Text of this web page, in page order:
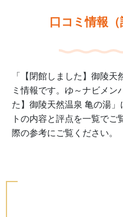
口コミ情報（
「【閉館しました】御陵
ミ情報です。ゆ～ナビメン
た】御陵天然温泉 亀の湯
トの内容と評点を一覧で
際の参考にご覧ください。